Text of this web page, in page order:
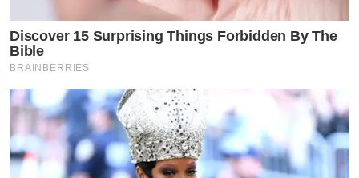
Discover 15 Surprising Things Forbidden By The
Bible
BRAINBERRIES